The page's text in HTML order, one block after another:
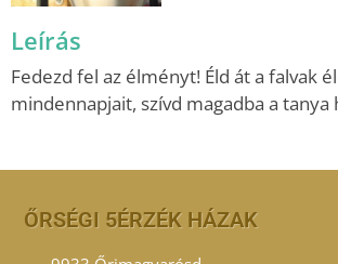
Leírás
Fedezd fel az élményt! Éld át a falvak
mindennapjait, szívd magadba a tanya
ŐRSÉGI 5ÉRZÉK HÁZAK